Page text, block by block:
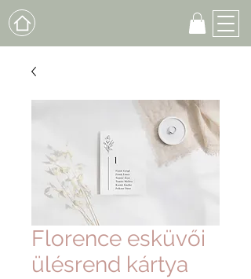
Florence esküvői
ülésrend kártya